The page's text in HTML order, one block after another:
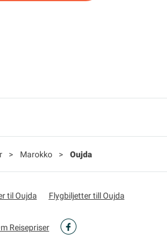
> Marokko > Oujda
til Oujda Flygbiljetter till Oujda
Reisepriser